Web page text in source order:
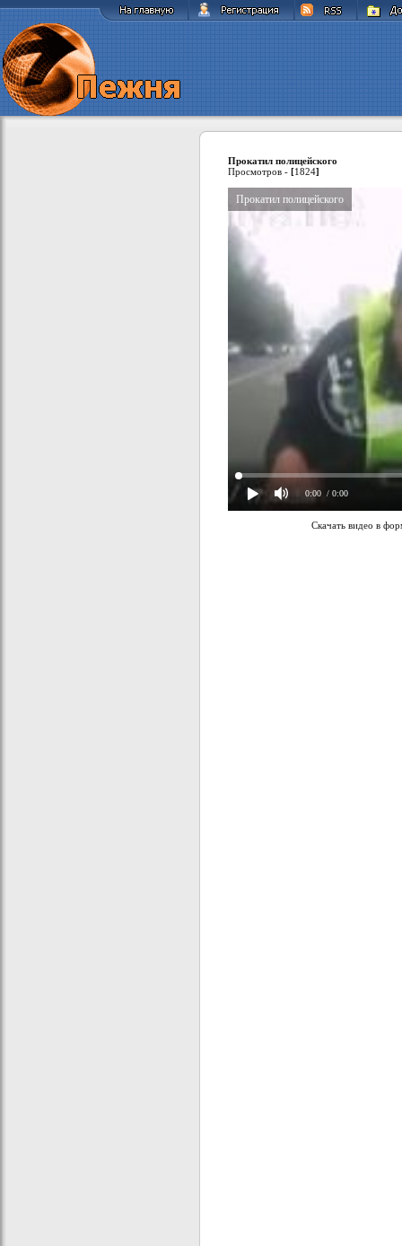
Прокатил полицейского
Просмотров - [1824]
Прокатил полицейского
0:00 / 0:00
Скачать видео в